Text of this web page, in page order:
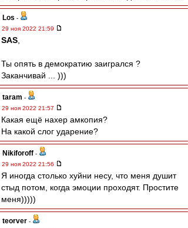
Los -
29 ноя 2022 21:59
SAS
Ты опять в демократию заигрался ?
Заканчивай ... )))
taram -
29 ноя 2022 21:57
Какая ещё нахер амкопия?
На какой слог ударение?
Nikiforoff -
29 ноя 2022 21:56
Я иногда столько хуйни несу, что меня душит
стыд потом, когда эмоции проходят. Простите
меня)))))
teorver -